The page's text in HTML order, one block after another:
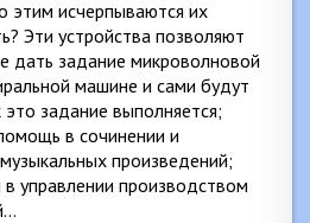
этим исчерпываются их
Эти устройства позволяют
дать задание микроволновой
машине и сами будут
это задание выполняется;
в сочинении и
произведений;
управлении производством